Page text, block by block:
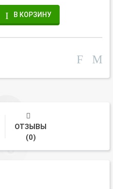
В КОРЗИНУ
ОТЗЫВЫ
(0)